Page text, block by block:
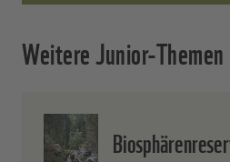
Weitere Junior-Themen